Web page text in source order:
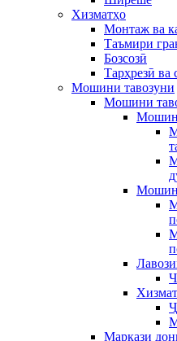
Хизматҳо
Монтаж ва
Таъмири
Бозсозӣ
Тарҳрезӣ ва
Мошини тавозуни
Мошини
Маркази